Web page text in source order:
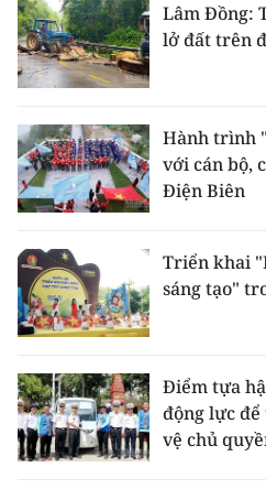
Ảnh
Infographic
TIN MỚI
TIN ĐỊA PHƯƠNG
Đồng bằng sông Hồng
Bắc Trung Bộ
Duyên hải Nam Trung Bộ
Nguyên
Đông Nam Bộ
Lâm Đồng:
lở đất trên
Hành trình
với cán bộ,
Điện Biên
Triển khai
sáng tạo"
Điểm tựa
động lực
vệ chủ